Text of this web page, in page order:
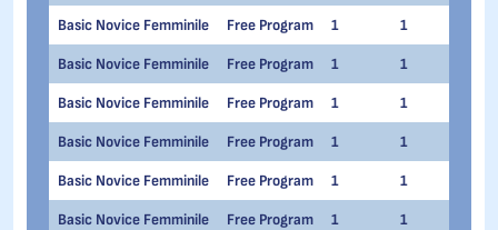
Basic Novice Femminile Free Program 1 1
Basic Novice Femminile Free Program 1 1
Basic Novice Femminile Free Program 1 1
Basic Novice Femminile Free Program 1 1
Basic Novice Femminile Free Program 1 1
Basic Novice Femminile Free Program 1 1